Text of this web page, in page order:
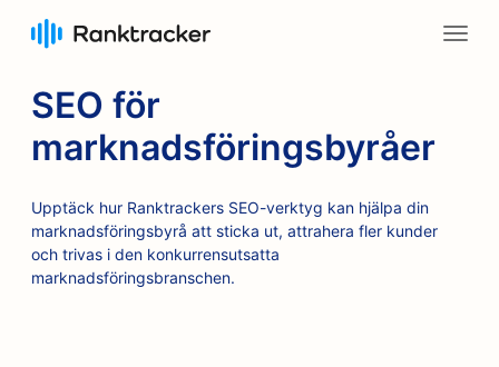
SEO för
marknadsföringsbyråer
Upptäck hur Ranktrackers SEO-verktyg kan hjälpa din
marknadsföringsbyrå att sticka ut, attrahera fler kunder
och trivas i den konkurrensutsatta
marknadsföringsbranschen.